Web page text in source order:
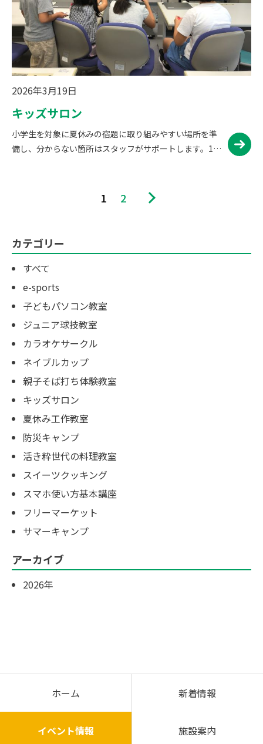
2026年3月19日
キッズサロン
小学生を対象に夏休みの宿題に取り組みやすい場所を準
備し、分からない箇所はスタッフがサポートします。1時
1 2
カテゴリー
すべて
e-sports
子どもパソコン教室
ジュニア球技教室
カラオケサークル
ネイブルカップ
親子そば打ち体験教室
キッズサロン
夏休み工作教室
防災キャンプ
活き粋世代の料理教室
スイーツクッキング
スマホ使い方基本講座
フリーマーケット
サマーキャンプ
アーカイブ
2026年
ホーム 新着情報
イベント情報 施設案内